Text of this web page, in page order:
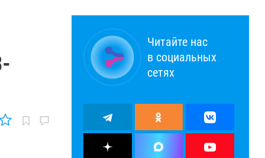
Читайте нас
в социальных
сетях